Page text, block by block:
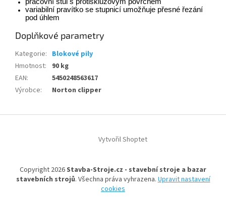
pracovní stůl s protiskluzovým povrchem
variabilní pravítko se stupnicí umožňuje přesné řezání
pod úhlem
Doplňkové parametry
Kategorie: Blokové pily
Hmotnost:
90 kg
EAN:
5450248563617
Výrobce: Norton clipper
Vytvořil Shoptet
Copyright 2026Stavba-Stroje.cz - stavební stroje a bazar
stavebních strojů. Všechna práva vyhrazena.Upravit nastavení
cookies